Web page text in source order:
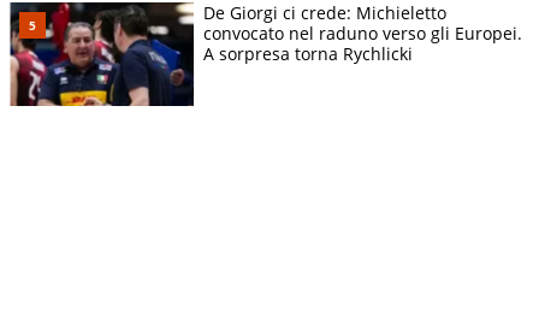
De Giorgi ci crede: Michieletto
convocato nel raduno verso gli Europei.
A sorpresa torna Rychlicki